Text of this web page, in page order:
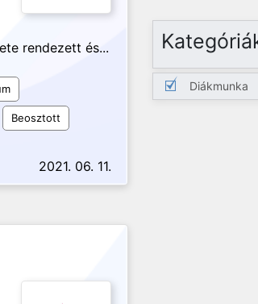
rendezett és...
Beosztott
2021. 06. 11.
Diákmunka